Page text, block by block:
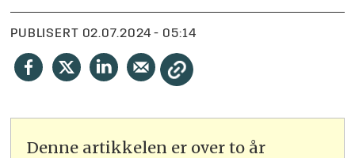
PUBLISERT 02.07.2024 - 05:14
Denne artikkelen er over to år